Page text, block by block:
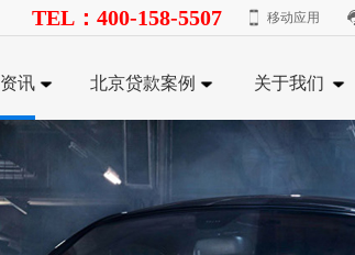
TEL：400-158-5507 移动应用
讯 北京贷款案例 关于我们